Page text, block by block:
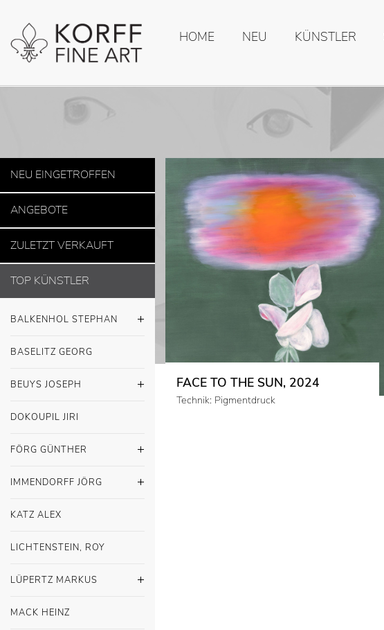
HOME NEU KÜNSTLER
NEU EINGETROFFEN
ANGEBOTE
ZULETZT VERKAUFT
TOP KÜNSTLER
BALKENHOL STEPHAN
BASELITZ GEORG
BEUYS JOSEPH
DOKOUPIL JIRI
FÖRG GÜNTHER
IMMENDORFF JÖRG
KATZ ALEX
LICHTENSTEIN, ROY
LÜPERTZ MARKUS
MACK HEINZ
FACE TO THE SUN, 2024
Technik: Pigmentdruck